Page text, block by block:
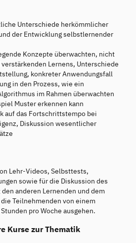
Unterschiede herkömmlicher
der Entwicklung selbstlernender
Konzepte überwachten, nicht
Lernens, Unterschiede
konkreter Anwendungsfall
in den Prozess, wie ein
im Rahmen überwachten
Muster erkennen kann
auf das Fortschrittstempo bei
Diskussion wesentlicher
Lehr-Videos, Selbsttests,
sowie für die Diskussion des
anderen Lernenden und dem
Teilnehmenden von einem
pro Woche ausgehen.
Kurse zur Thematik